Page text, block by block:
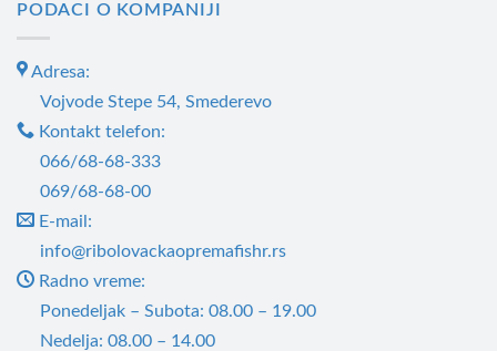
бити
PODACI O KOMPANIJI
Adresa:
Vojvode Stepe 54, Smederevo
Kontakt telefon:
066/68-68-333
069/68-68-00
E-mail:
info@ribolovackaopremafishr.rs
Radno vreme:
Ponedeljak – Subota: 08.00 – 19.00
Nedelja: 08.00 – 14.00